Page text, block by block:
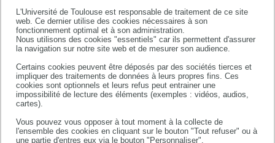
L'Université de Toulouse est responsable de traitement de ce site
web. Ce dernier utilise des cookies nécessaires à son
fonctionnement optimal et à son administration.
Nous utilisons des cookies "essentiels" car ils permettent d'assurer
la navigation sur notre site web et de mesurer son audience.
Certains cookies peuvent être déposés par des sociétés tierces et
impliquer des traitements de données à leurs propres fins. Ces
cookies sont optionnels et leurs refus peut entrainer une
impossibilité de lecture des éléments (exemples : vidéos, audios,
cartes).
Vous pouvez vous opposer à tout moment à la collecte de
l'ensemble des cookies en cliquant sur le bouton "Tout refuser" ou à
une partie d'entres eux via le bouton "Personnaliser".
Faculté sciences et ingénierie
Bâtiment 3R1 b2 / 3e étage
118 route de Narbonne
31062 Toulouse cedex 09
+33 (0)5 82 52 57 21/22